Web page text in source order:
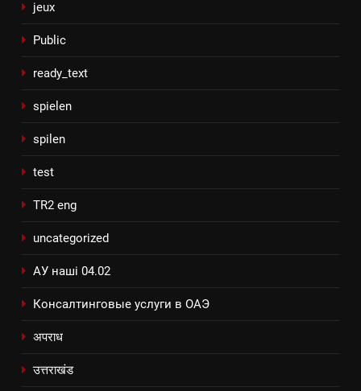
jeux
Public
ready_text
spielen
spilen
test
TR2 eng
uncategorized
АУ наші 04.02
Консалтинговые услуги в ОАЭ
अपराध
उत्तराखंड